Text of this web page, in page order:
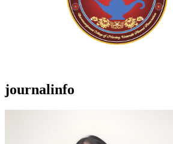
journalinfo